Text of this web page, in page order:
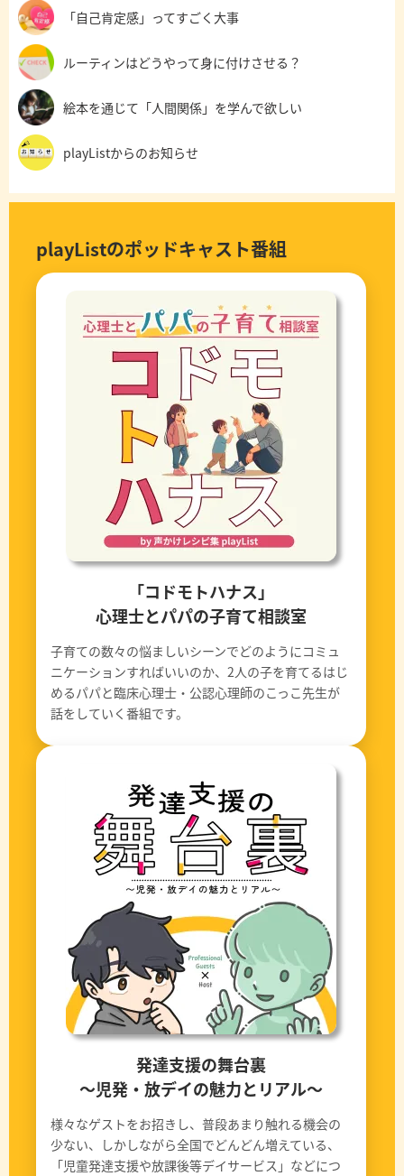
「自己肯定感」ってすごく大事
ルーティンはどうやって身に付けさせる？
絵本を通じて「人間関係」を学んで欲しい
playListからのお知らせ
playListのポッドキャスト番組
「コドモトハナス」
心理士とパパの子育て相談室
子育ての数々の悩ましいシーンでどのようにコミュ
ニケーションすればいいのか、2人の子を育てるはじ
めるパパと臨床心理士・公認心理師のこっこ先生が
話をしていく番組です。
発達支援の舞台裏
〜児発・放デイの魅力とリアル〜
様々なゲストをお招きし、普段あまり触れる機会の
少ない、しかしながら全国でどんどん増えている、
「児童発達支援や放課後等デイサービス」などにつ